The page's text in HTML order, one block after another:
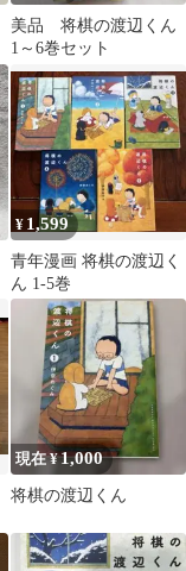
美品 将棋の渡辺くん
1～6巻セット
¥ 1,599
青年漫画 将棋の渡辺く
ん 1-5巻
現在 ¥1,000
将棋の渡辺くん